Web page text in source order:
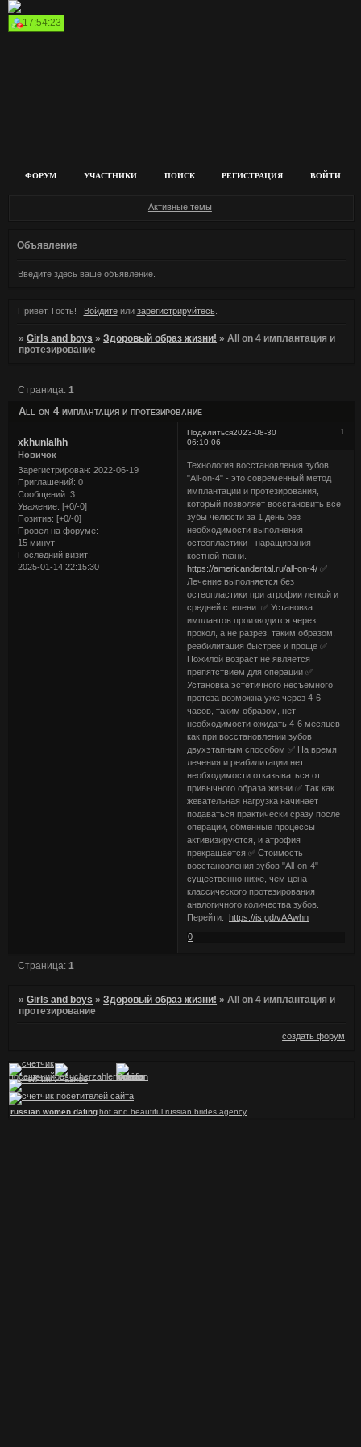
17:54:23
ФОРУМ УЧАСТНИКИ ПОИСК РЕГИСТРАЦИЯ ВОЙТИ
Активные темы
Объявление
Введите здесь ваше объявление.
Привет, Гость! Войдитеили зарегистрируйтесь.
»Girls and boys »Здоровый образ жизни! »Аll on 4 имплантация и
протезирование
Аll on 4 имплантация и протезирование
Страница:1
Поделиться 1
2023-08-30
06:10:06
xkhunlalhh
Новичок
Зарегистрирован: 2022-06-19
Приглашений: 0
Сообщений: 3
Уважение: [+0/-0]
Позитив: [+0/-0]
Провел на форуме:
15 минут
Последний визит:
2025-01-14 22:15:30
Технология восстановления зубов
"All-on-4" - это современный метод
имплантации и протезирования,
который позволяет восстановить все
зубы челюсти за 1 день без
необходимости выполнения
остеопластики - наращивания
костной ткани.
https://americandental.ru/all-on-4/ ✅
Лечение выполняется без
остеопластики при атрофии легкой и
средней степени ✅ Установка
имплантов производится через
прокол, а не разрез, таким образом,
реабилитация быстрее и проще ✅
Пожилой возраст не является
препятствием для операции ✅
Установка эстетичного несъемного
протеза возможна уже через 4-6
часов, таким образом, нет
необходимости ожидать 4-6 месяцев
как при восстановлении зубов
двухэтапным способом ✅ На время
лечения и реабилитации нет
необходимости отказываться от
привычного образа жизни ✅ Так как
жевательная нагрузка начинает
подаваться практически сразу после
операции, обменные процессы
активизируются, и атрофия
прекращается ✅ Стоимость
восстановления зубов "All-on-4"
существенно ниже, чем цена
классического протезирования
аналогичного количества зубов.
Перейти:https://is.gd/vAAwhn
0
Страница:1
»Girls and boys »Здоровый образ жизни! »Аll on 4 имплантация и
протезирование
создать форум
russian women datinghot and beautiful russian brides agency